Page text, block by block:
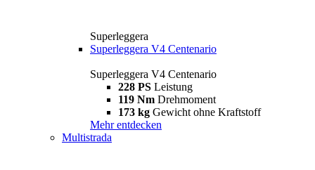
Superleggera
Superleggera V4 Centenario
Superleggera V4 Centenario
228 PS Leistung
119 Nm Drehmoment
173 kg Gewicht ohne Kraftstoff
Mehr entdecken
Multistrada